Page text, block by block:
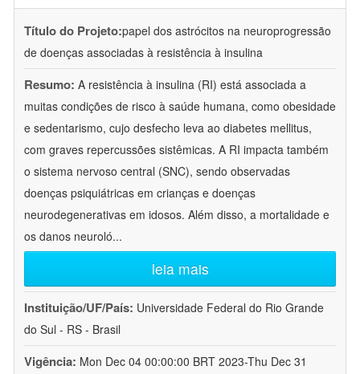
Título do Projeto:papel dos astrócitos na neuroprogressão
de doenças associadas à resistência à insulina
Resumo: A resistência à insulina (RI) está associada a
muitas condições de risco à saúde humana, como obesidade
e sedentarismo, cujo desfecho leva ao diabetes mellitus,
com graves repercussões sistêmicas. A RI impacta também
o sistema nervoso central (SNC), sendo observadas
doenças psiquiátricas em crianças e doenças
neurodegenerativas em idosos. Além disso, a mortalidade e
os danos neuroló...
leia mais
Instituição/UF/País: Universidade Federal do Rio Grande
do Sul - RS - Brasil
Vigência: Mon Dec 04 00:00:00 BRT 2023-Thu Dec 31